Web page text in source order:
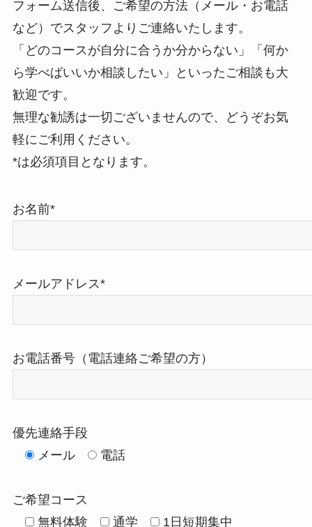
フォーム送信後、ご希望の方法（メール・お電話
など）でスタッフよりご連絡いたします。
「どのコースが自分に合うか分からない」「何か
ら学べばいいか相談したい」といったご相談も大
歓迎です。
無理な勧誘は一切ございませんので、どうぞお気
軽にご利用ください。
*は必須項目となります。
お名前*
メールアドレス*
お電話番号（電話連絡ご希望の方）
優先連絡手段
メール
電話
ご希望コース
無料体験
通学
1日短期集中